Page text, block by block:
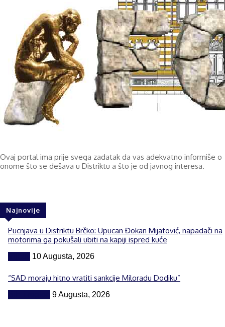
Ovaj portal ima prije svega zadatak da vas adekvatno informiše o
onome što se dešava u Distriktu a što je od javnog interesa.
Najnovije
Pucnjava u Distriktu Brčko: Upucan Đokan Mijatović, napadači na
motorima ga pokušali ubiti na kapiji ispred kuće
10 Augusta, 2026
“SAD moraju hitno vratiti sankcije Miloradu Dodiku”
9 Augusta, 2026